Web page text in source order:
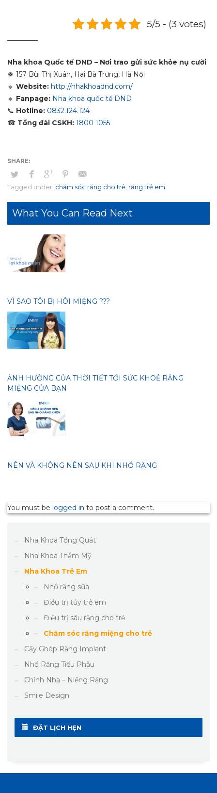
5/5 - (3 votes)
Nha khoa Quốc tế DND – Nơi trao gửi sức khỏe nụ cười
🍀 157 Bùi Thị Xuân, Hai Bà Trưng, Hà Nội
🔹 Website: http://nhakhoadnd.com/
🔹 Fanpage: Nha khoa quốc tế DND
📞 Hotline: 0832.124.124
☎ Tổng đài CSKH: 1800 1055
Tagged under: chăm sóc răng cho trẻ răng trẻ em
What You Can Read Next
VÌ SAO TÔI BỊ HÔI MIỆNG ???
ẢNH HƯỞNG CỦA THỜI TIẾT TỚI SỨC KHOẺ RĂNG
MIỆNG CỦA BẠN
NÊN VÀ KHÔNG NÊN SAU KHI NHỔ RĂNG
You must be logged in to post a comment.
Nha Khoa Tổng Quát
Nha Khoa Thẩm Mỹ
Nha Khoa Trẻ Em
Nhổ răng sữa
Điều trị tủy trẻ em
Điều trị sâu răng cho trẻ
Chăm sóc răng miệng cho trẻ
Cấy Ghép Răng Implant
Nhổ Răng Tiểu Phẫu
Chỉnh Nha – Niềng Răng
Smile Design
ĐẶT LỊCH HẸN